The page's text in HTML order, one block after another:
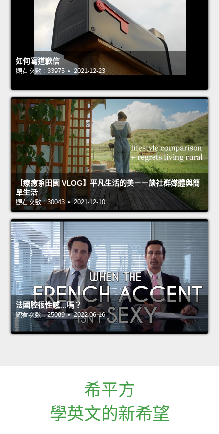
如何寫道歉信
觀看次數：33975 • 2021-12-23
【療癒系田園 VLOG】平凡生活的美－－談社群媒體與簡
單生活
觀看次數：30043 • 2021-12-10
法國腔很性感…嗎？
觀看次數：25089 • 2022-06-16
希平方
學英文的新希望